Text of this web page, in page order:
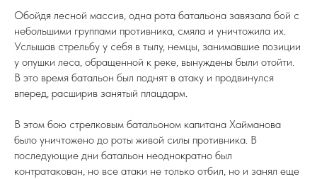
Обойдя лесной массив, одна рота батальона завязала бой с
небольшими группами противника, смяла и уничтожила их.
Услышав стрельбу у себя в тылу, немцы, занимавшие позиции
у опушки леса, обращенной к реке, вынуждены были отойти.
В это время батальон был поднят в атаку и продвинулся
вперед, расширив занятый плацдарм.
В этом бою стрелковым батальоном капитана Хайманова
было уничтожено до роты живой силы противника. В
последующие дни батальон неоднократно был
контратакован, но все атаки не только отбил, но и занял еще